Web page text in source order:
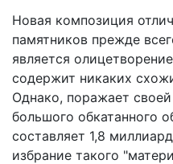
Новая композиция
памятников прежде
является
содержит никаких
Однако, поражает
большого обкатанного
составляет 1,8
избрание такого